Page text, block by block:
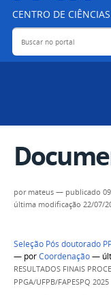
CENTRO DE
Buscar no portal
por mateus — publicado
última modificação 22/07/
Seleção Pós doutorado
— porCoordenação—
RESULTADOS FINAIS
PPGA/UFPB/FAPESPQ 2025